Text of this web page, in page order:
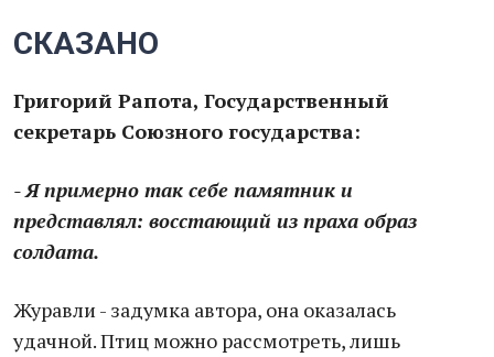
СКАЗАНО
Григорий Рапота, Государственный
секретарь Союзного государства:
- Я примерно так себе памятник и
представлял: восстающий из праха образ
солдата.
Журавли - задумка автора, она оказалась
удачной. Птиц можно рассмотреть, лишь